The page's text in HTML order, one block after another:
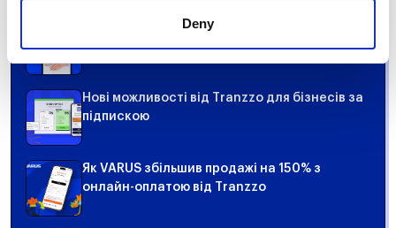
Deny
Як збільшити конверсії в інтернет-магазині
за допомогою сторінки чекаута
Нові можливості від Tranzzo для бізнесів за
підпискою
Як VARUS збільшив продажі на 150% з
онлайн-оплатою від Tranzzo